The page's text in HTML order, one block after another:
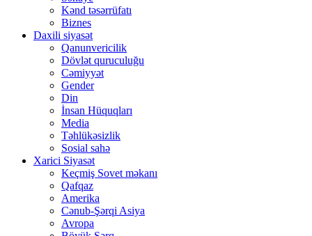
Kənd təsərrüfatı
Biznes
Daxili siyasət
Qanunvericilik
Dövlət quruculuğu
Cəmiyyət
Gender
Din
İnsan Hüquqları
Media
Təhlükəsizlik
Sosial sahə
Xarici Siyasət
Keçmiş Sovet məkanı
Qafqaz
Amerika
Cənub-Şərqi Asiya
Avropa